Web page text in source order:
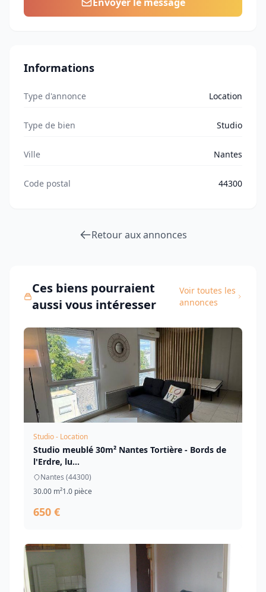
Informations
Type d'annonce Location
Type de bien Studio
Ville Nantes
Code postal 44300
Retour aux annonces
Ces biens pourraient
aussi vous intéresser
Voir toutes les
annonces
Studio - Location
Studio meublé 30m² Nantes Tortière - Bords de
l'Erdre, lu...
Nantes (44300)
30.00 m²1.0 pièce
650 €